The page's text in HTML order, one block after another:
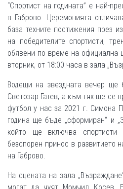
“Спортист на годината” е най-
в Габрово. Церемонията
база техните постижения през
на победителите спортисти,
обявени по време на официална
вторник, от 18:00 часа в зала
Водещи на звездната вечер ще
Светозар Гатев, а към тях ще се
футбол у нас за 2021 г. Симона
година ще бъде „сформиран“ и
който ще включва
безспорен принос в развитието
на Габрово.
На сцената на зала